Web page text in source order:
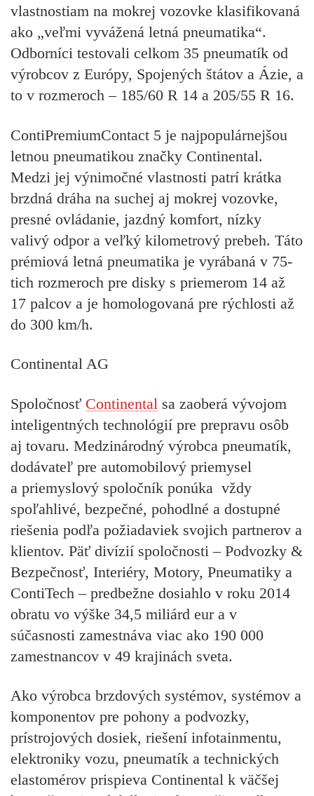
vlastnostiam na mokrej vozovke klasifikovaná
ako „veľmi vyvážená letná pneumatika“.
Odborníci testovali celkom 35 pneumatík od
výrobcov z Európy, Spojených štátov a Ázie, a
to v rozmeroch – 185/60 R 14 a 205/55 R 16.
ContiPremiumContact 5 je najpopulárnejšou
letnou pneumatikou značky Continental.
Medzi jej výnimočné vlastnosti patrí krátka
brzdná dráha na suchej aj mokrej vozovke,
presné ovládanie, jazdný komfort, nízky
valivý odpor a veľký kilometrový prebeh. Táto
prémiová letná pneumatika je vyrábaná v 75-
tich rozmeroch pre disky s priemerom 14 až
17 palcov a je homologovaná pre rýchlosti až
do 300 km/h.
Continental AG
Spoločnosť Continental sa zaoberá vývojom
inteligentných technológií pre prepravu osôb
aj tovaru. Medzinárodný výrobca pneumatík,
dodávateľ pre automobilový priemysel
a priemyslový spoločník ponúka vždy
spoľahlivé, bezpečné, pohodlné a dostupné
riešenia podľa požiadaviek svojich partnerov a
klientov. Päť divízií spoločnosti – Podvozky &
Bezpečnosť, Interiéry, Motory, Pneumatiky a
ContiTech – predbežne dosiahlo v roku 2014
obratu vo výške 34,5 miliárd eur a v
súčasnosti zamestnáva viac ako 190 000
zamestnancov v 49 krajinách sveta.
Ako výrobca brzdových systémov, systémov a
komponentov pre pohony a podvozky,
prístrojových dosiek, riešení infotainmentu,
elektroniky vozu, pneumatík a technických
elastomérov prispieva Continental k väčšej